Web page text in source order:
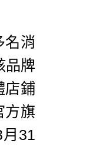
名消
品牌
店鋪
方旗
31